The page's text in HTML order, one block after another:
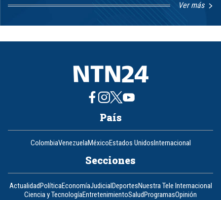
Ver más
1
8
País
ColombiaVenezuelaMéxicoEstados UnidosInternacional
Secciones
ActualidadPolíticaEconomíaJudicialDeportesNuestra Tele Internacional
Ciencia y TecnologíaEntretenimientoSaludProgramasOpinión